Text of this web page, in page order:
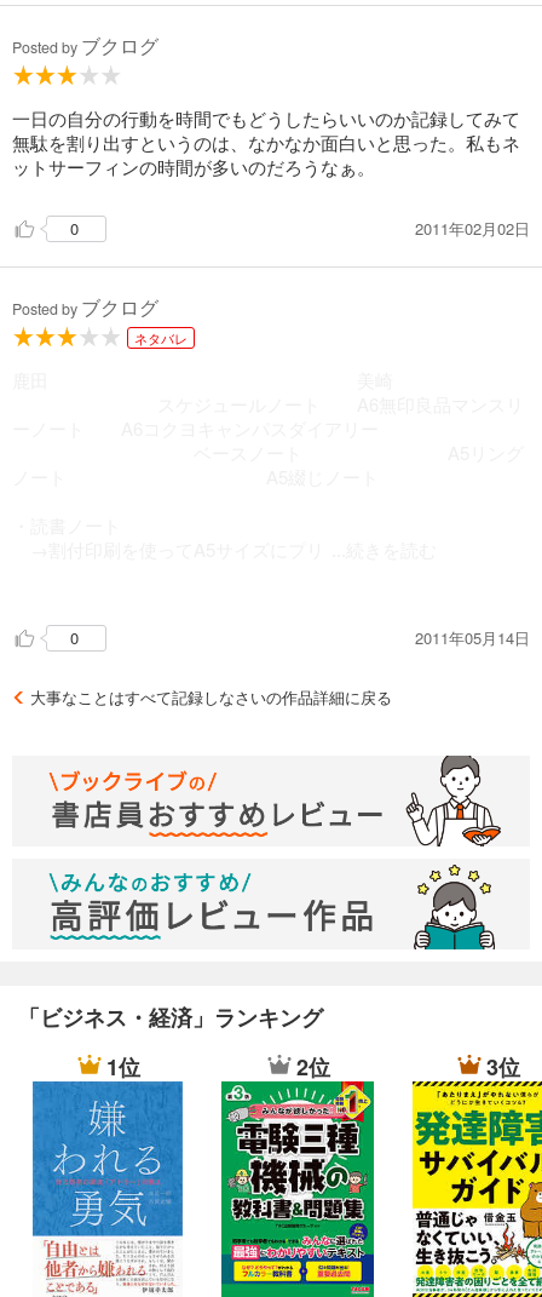
◎イベントでとった写真は翌日に渡して、相手に自分を印象づ
ける（同時に、話をもちかけるきっかけとする）（p192〜19
◎クレーム処理のプロ・川田茂雄氏は、トラブル処理の際、相
手の言ったことよりも、自分の発言を中心に記録を残したとい
Posted by ブクログ
一日の自分の行動を時間でもどうしたらいいのか記録してみて
無駄を割り出すというのは、なかなか面白いと思った。私もネ
ットサーフィンの時間が多いのだろうなぁ。
0 2011年02月02日
Posted by ブクログ
ネタバレ
・１日5分、記録を読み返す
・記録をとる姿勢というのは話している相手にいいイメージを
□その日のやるべきタスクをメモノートに書いて、完了した順
に消していく(?)
0 2011年05月14日
大事なことはすべて記録しなさいの作品詳細に戻る
「ビジネス・経済」ランキング
1位
2位 3位